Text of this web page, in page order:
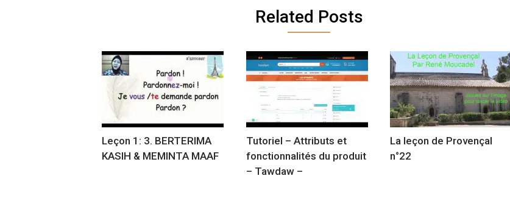
Related Posts
Leçon 1: 3. BERTERIMA
KASIH & MEMINTA MAAF
Tutoriel – Attributs et
fonctionnalités du produit
– Tawdaw –
La leçon de Provençal
n°22